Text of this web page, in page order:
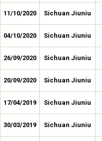
11/10/2020 Sichuan Jiuniu
04/10/2020 Sichuan Jiuniu
26/09/2020 Sichuan Jiuniu
20/09/2020 Sichuan Jiuniu
17/04/2019 Sichuan Jiuniu
30/03/2019 Sichuan Jiuniu